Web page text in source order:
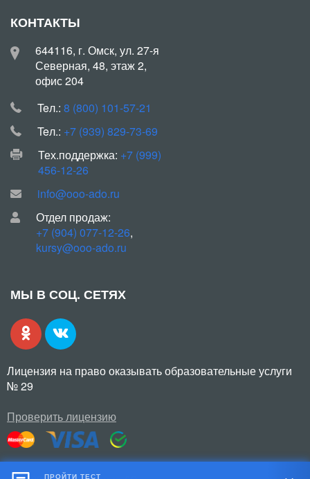
КОНТАКТЫ
644116, г. Омск, ул. 27-я
Северная, 48, этаж 2,
офис 204
Teл.: 8 (800) 101-57-21
Teл.: +7 (939) 829-73-69
Тех.поддержка: +7 (999)
456-12-26
info@ooo-ado.ru
Отдел продаж:
+7 (904) 077-12-26,
kursy@ooo-ado.ru
МЫ В СОЦ. СЕТЯХ
Лицензия на право оказывать образовательные услуги
№ 29
Проверить лицензию
ПРОЙТИ ТЕСТ